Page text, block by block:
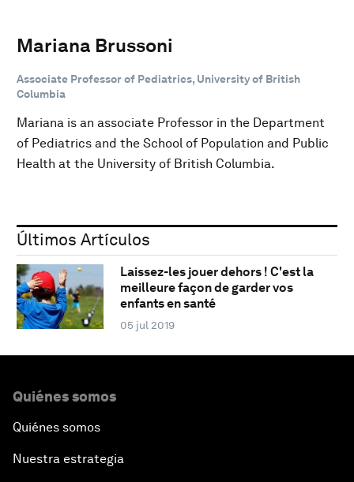
Mariana Brussoni
Associate Professor of Pediatrics, University of British
Columbia
Mariana is an associate Professor in the Department
of Pediatrics and the School of Population and Public
Health at the University of British Columbia.
Últimos Artículos
Laissez-les jouer dehors ! C'est la
meilleure façon de garder vos
enfants en santé
05 jul 2019
Quiénes somos
Quiénes somos
Nuestra estrategia